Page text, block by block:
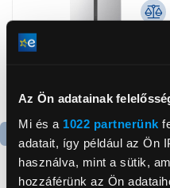
Az Ön adatainak
Mi és a 1022 partnerünk
adatait, így például az Ön
használva, mint a sütik,
hozzáférünk az Ön